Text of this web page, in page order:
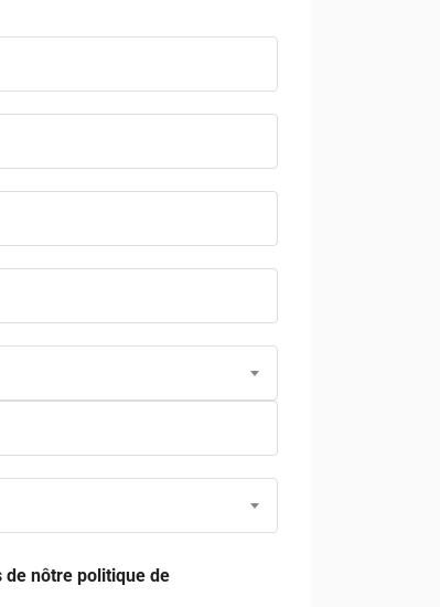
de nôtre politique de